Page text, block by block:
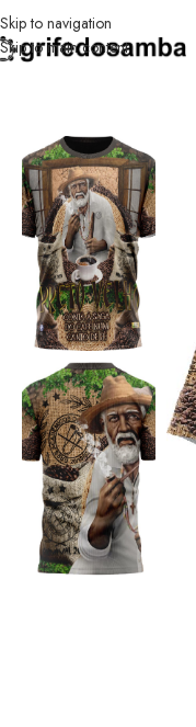
Skip to navigation
Skip to main content